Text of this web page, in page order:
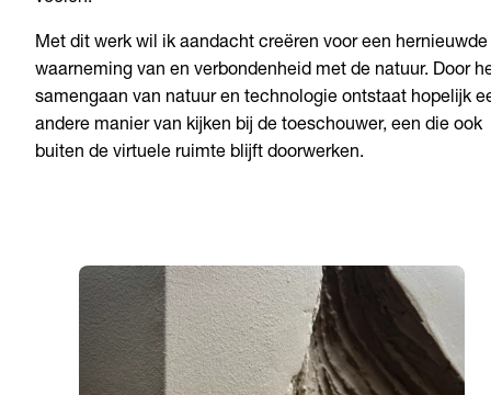
Met dit werk wil ik aandacht creëren voor een hernieuwde
waarneming van en verbondenheid met de natuur. Door
samengaan van natuur en technologie ontstaat hopelijk
andere manier van kijken bij de toeschouwer, een die ook
buiten de virtuele ruimte blijft doorwerken.